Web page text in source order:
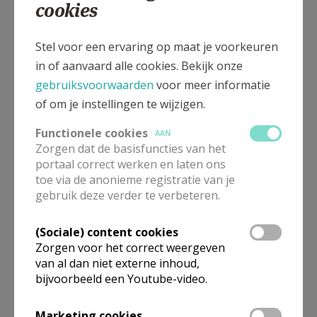
meer te zondigen".
Dit berouw wordt "volmaakt" genoemd, wanneer het
voortkomt uit liefde tot God die bovenal bemind
wordt ("contritie" ofwel "berouw uit liefde"). Door
zulk een berouw worden de dagelijkse zonden
vergeven; ook schenkt het vergiffenis van
doodzonden als het vergezeld wordt van het vaste
voornemen zo spoedig mogelijk tot de sacramentele
Biecht te naderen.
"attritie"), is eveneens een gave van God, een impuls
van de Heilige Geest. Het komt voort uit het besef
hoe afschuwwekkend de zonde is of uit angst voor
de eeuwige verwerping en andere straffen waarmee
de zondaar bedreigd Wordt (berouw uit vrees). Een
cookies
Stel voor een ervaring op maat je voorkeuren
in of aanvaard alle cookies. Bekijk onze
gebruiksvoorwaarden voor meer informatie
of om je instellingen te wijzigen.
Functionele cookies
AAN
Zorgen dat de basisfuncties van het
portaal correct werken en laten ons
toe via de anonieme registratie van je
gebruik deze verder te verbeteren.
(Sociale) content cookies
Zorgen voor het correct weergeven
van al dan niet externe inhoud,
bijvoorbeeld een Youtube-video.